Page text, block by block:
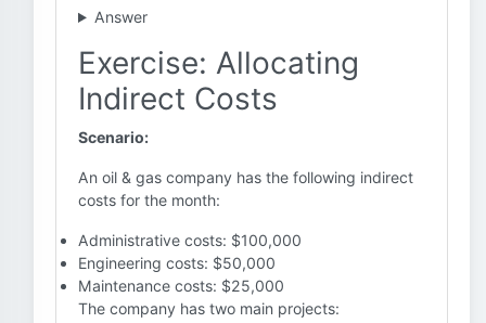
Answer
Exercise: Allocating
Indirect Costs
Scenario:
An oil & gas company has the following indirect
costs for the month:
Administrative costs: $100,000
Engineering costs: $50,000
Maintenance costs: $25,000
The company has two main projects: